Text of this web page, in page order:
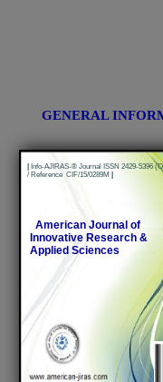
GENERAL
Info-AJIRAS-® Journal ISSN 2429-5396
/ Reference CIF/15/0289M
American Journal of
Innovative Research &
Applied Sciences